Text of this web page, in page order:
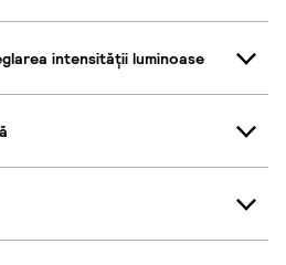
intensității luminoase